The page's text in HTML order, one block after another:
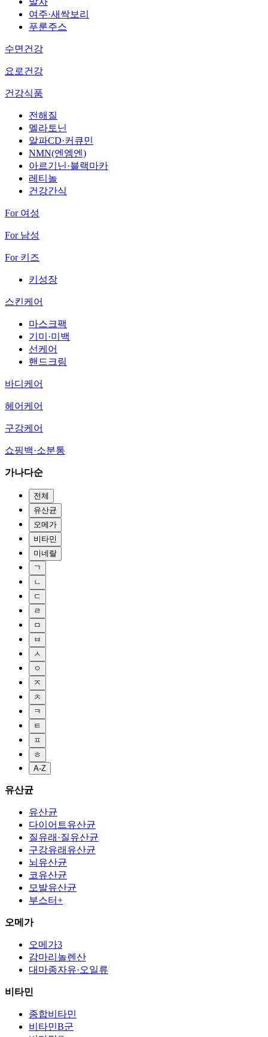
여주·새싹보리
푸룬주스
수면건강
요로건강
건강식품
전해질
멜라토닌
알파CD·커큐민
NMN(엔엠엔)
아르기닌·블랙마카
레티놀
건강간식
For 여성
For 남성
For 키즈
키성장
스킨케어
마스크팩
기미·미백
선케어
핸드크림
바디케어
헤어케어
구강케어
쇼핑백·소분통
가나다순
전체
유산균
오메가
비타민
미네랄
ㄱ
ㄴ
ㄷ
ㄹ
ㅁ
ㅂ
ㅅ
ㅇ
ㅈ
ㅊ
ㅋ
ㅌ
ㅍ
ㅎ
A-Z
유산균
유산균
다이어트유산균
질유래·질유산균
구강유래유산균
뇌유산균
코유산균
모발유산균
부스터+
오메가
오메가3
감마리놀렌산
대마종자유·오일류
비타민
종합비타민
비타민B군